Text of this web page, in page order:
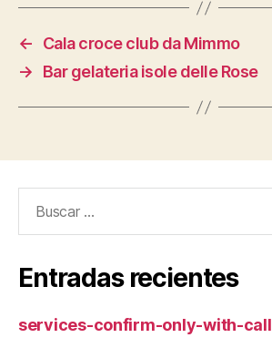
←
Cala croce club da Mimmo
→
Bar gelateria isole delle Rose
Entradas recientes
services-confirm-only-with-call